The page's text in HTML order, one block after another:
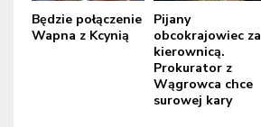
Będzie połączenie
Wapna z Kcynią
Pijany
obcokrajowiec za
kierownicą.
Prokurator z
Wągrowca chce
surowej kary